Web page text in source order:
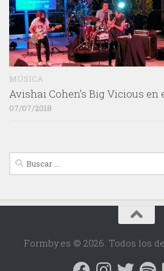
MÚSICA
Avishai Cohen’s Big Vicious en
07/07/2018
Buscar:
Formby.es © 2026. Todos los